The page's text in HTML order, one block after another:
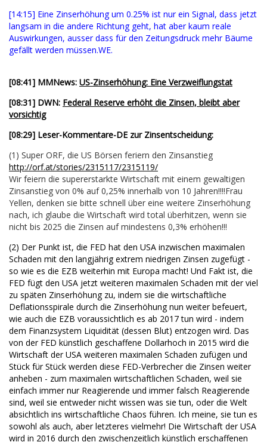
[14:15] Eine Zinserhöhung um 0.25% ist nur ein Signal, dass jetzt
langsam in die andere Richtung geht, hat aber kaum reale
Auswirkungen, ausser dass für den Zeitungsdruck mehr Bäume
gefällt werden müssen.WE.
[08:41] MMNews: US-Zinserhöhung: Eine Verzweiflungstat
[08:31] DWN: Federal Reserve erhöht die Zinsen, bleibt aber
vorsichtig
[08:29] Leser-Kommentare-DE zur Zinsentscheidung:
(1) Super ORF, die US Börsen feriern den Zinsanstieg
http://orf.at/stories/2315117/2315119/
Wir feiern die supererstarkte Wirtschaft mit einem gewaltigen
Zinsanstieg von 0% auf 0,25% innerhalb von 10 Jahren!!!!Frau
Yellen, denken sie bitte schnell über eine weitere Zinserhöhung
nach, ich glaube die Wirtschaft wird total überhitzen, wenn sie
nicht bis 2025 die Zinsen auf mindestens 0,3% erhöhen!!!
(2) Der Punkt ist, die FED hat den USA inzwischen maximalen
Schaden mit den langjährig extrem niedrigen Zinsen zugefügt -
so wie es die EZB weiterhin mit Europa macht! Und Fakt ist, die
FED fügt den USA jetzt weiteren maximalen Schaden mit der viel
zu späten Zinserhöhung zu, indem sie die wirtschaftliche
Deflationsspirale durch die Zinserhöhung nun weiter befeuert,
wie auch die EZB voraussichtlich es ab 2017 tun wird - indem
dem Finanzsystem Liquidität (dessen Blut) entzogen wird. Das
von der FED künstlich geschaffene Dollarhoch in 2015 wird die
Wirtschaft der USA weiteren maximalen Schaden zufügen und
Stück für Stück werden diese FED-Verbrecher die Zinsen weiter
anheben - zum maximalen wirtschaftlichen Schaden, weil sie
einfach immer nur Reagierende und immer falsch Reagierende
sind, weil sie entweder nicht wissen was sie tun, oder die Welt
absichtlich ins wirtschaftliche Chaos führen. Ich meine, sie tun es
sowohl als auch, aber letzteres vielmehr! Die Wirtschaft der USA
wird in 2016 durch den zwischenzeitlich künstlich erschaffenen